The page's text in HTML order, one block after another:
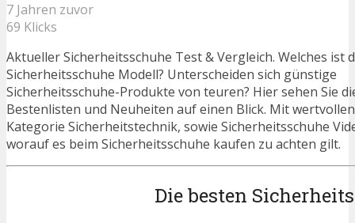
7 Jahren zuvor
69 Klicks
Aktueller Sicherheitsschuhe Test & Vergleich. Welches ist
Sicherheitsschuhe Modell? Unterscheiden sich günstige
Sicherheitsschuhe-Produkte von teuren? Hier sehen Sie
Bestenlisten und Neuheiten auf einen Blick. Mit
Kategorie Sicherheitstechnik, sowie Sicherheitsschuhe
worauf es beim Sicherheitsschuhe kaufen zu achten gilt.
Die besten